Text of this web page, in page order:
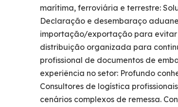
marítima, ferroviária e terrestre:
Declaração e desembaraço
importação/exportação para evitar
distribuição organizada para
profissional de documentos de
experiência no setor: Profundo
Consultores de logística
cenários complexos de remessa.